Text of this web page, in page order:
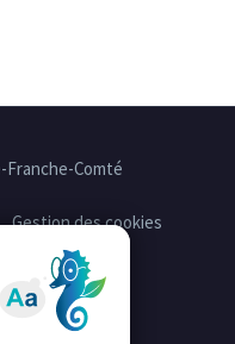
Franche-Comté
Gestion des cookies